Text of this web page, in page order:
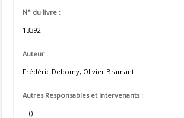
N° du livre :
13392
Auteur :
Frédéric Debomy, Olivier Bramanti
Autres Responsables et Intervenants :
-- ()